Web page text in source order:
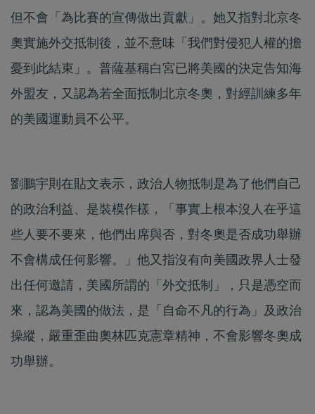
但不會「為比賽的宣傳做出貢獻」。她又指對北京冬
奧實施外交抵制後，並不意味「我們對侵犯人權的擔
憂到此結束」。普薩基稱白宮已將美國的決定告知海
外盟友，又認為若全面抵制北京冬奧，對經訓練多年
的美國運動員不公平。
劉鵬宇則在貼文表示，政治人物抵制是為了他們自己
的政治利益、是裝模作樣，「事實上根本沒人在乎這
些人要不要來，他們出席與否，對冬奧是否成功舉辦
不會構成任何影響。」他又指沒有向美國政界人士發
出任何邀請，美國所謂的「外交抵制」，只是憑空而
來，認為美國的做法，是「自命不凡的行為」及政治
操縱，嚴重歪曲奧林匹克憲章精神，不會影響冬奧成
功舉辦。